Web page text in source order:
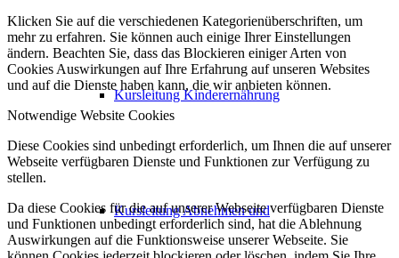
Kursleitung Kinderernährung
Kursleitung Abnehmen und
Klicken Sie auf die verschiedenen Kategorienüberschriften, um
mehr zu erfahren. Sie können auch einige Ihrer Einstellungen
ändern. Beachten Sie, dass das Blockieren einiger Arten von
Cookies Auswirkungen auf Ihre Erfahrung auf unseren Websites
und auf die Dienste haben kann, die wir anbieten können.
Notwendige Website Cookies
Diese Cookies sind unbedingt erforderlich, um Ihnen die auf unserer
Webseite verfügbaren Dienste und Funktionen zur Verfügung zu
stellen.
Da diese Cookies für die auf unserer Webseite verfügbaren Dienste
und Funktionen unbedingt erforderlich sind, hat die Ablehnung
Auswirkungen auf die Funktionsweise unserer Webseite. Sie